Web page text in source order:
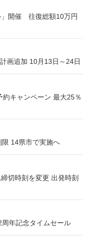
」開催 往復総額10万円
画追加 10月13日～24日
キャンペーン 最大25％
14県市で実施へ
切時刻を変更 出発時刻
年記念タイムセール